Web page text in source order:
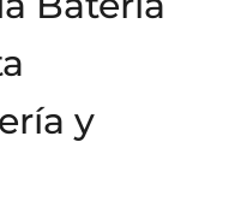
y